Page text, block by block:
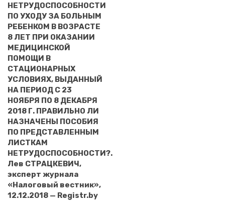
НЕТРУДОСПОСОБНОСТИ
ПО УХОДУ ЗА БОЛЬНЫМ
РЕБЕНКОМ В ВОЗРАСТЕ
8 ЛЕТ ПРИ ОКАЗАНИИ
МЕДИЦИНСКОЙ
ПОМОЩИ В
СТАЦИОНАРНЫХ
УСЛОВИЯХ, ВЫДАННЫЙ
НА ПЕРИОД С 23
НОЯБРЯ ПО 8 ДЕКАБРЯ
2018 Г. ПРАВИЛЬНО ЛИ
НАЗНАЧЕНЫ ПОСОБИЯ
ПО ПРЕДСТАВЛЕННЫМ
ЛИСТКАМ
НЕТРУДОСПОСОБНОСТИ?.
Лев СТРАЦКЕВИЧ,
эксперт журнала
«Налоговый вестник»,
12.12.2018 — Registr.by